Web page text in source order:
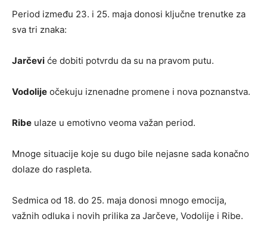
Period između 23. i 25. maja donosi ključne trenutke za
sva tri znaka:
Jarčevi će dobiti potvrdu da su na pravom putu.
Vodolije očekuju iznenadne promene i nova poznanstva.
Ribe ulaze u emotivno veoma važan period.
Mnoge situacije koje su dugo bile nejasne sada konačno
dolaze do raspleta.
Sedmica od 18. do 25. maja donosi mnogo emocija,
važnih odluka i novih prilika za Jarčeve, Vodolije i Ribe.